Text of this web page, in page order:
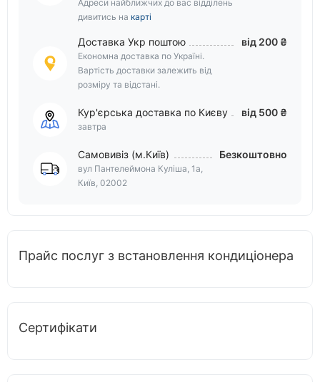
Адреси найближчих до вас відділень
дивитись на карті
Доставка Укр поштою
Економна доставка по Україні.
Вартість доставки залежить від
розміру та відстані.
від 200 ₴
Кур'єрська доставка по Києву
завтра
від 500 ₴
Самовивіз (м.Київ)
вул Пантелеймона Куліша, 1а,
Київ, 02002
Безкоштовно
Прайс послуг з встановлення кондиціонера
Сертифікати